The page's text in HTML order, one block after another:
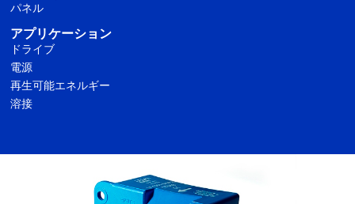
パネル
アプリケーション
ドライブ
電源
再生可能エネルギー
溶接